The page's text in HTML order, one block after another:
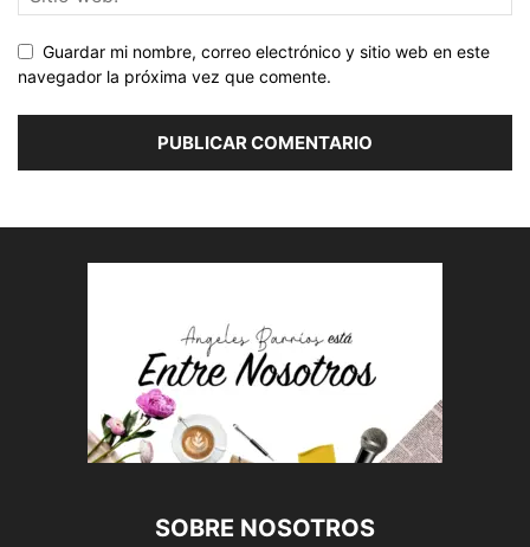
Guardar mi nombre, correo electrónico y sitio web en este
navegador la próxima vez que comente.
SOBRE NOSOTROS